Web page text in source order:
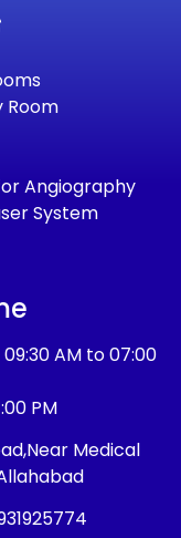
Room
Angiography
System
AM to 07:00
PM
Medical